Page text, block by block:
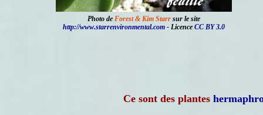
Photo de Forest & Kim Starr sur le site
http://www.starrenvironmental.com - Licence CC BY 3.0
Ce sont des plantes